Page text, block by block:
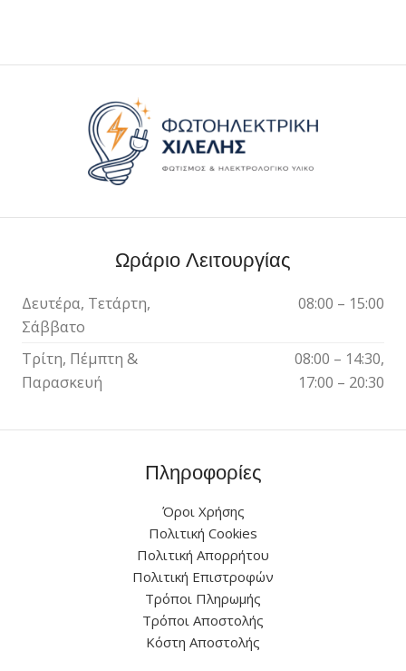
Ωράριο Λειτουργίας
Δευτέρα, Τετάρτη,
Σάββατο
08:00 – 15:00
Τρίτη, Πέμπτη &
Παρασκευή
08:00 – 14:30,
17:00 – 20:30
Πληροφορίες
Όροι Χρήσης
Πολιτική Cookies
Πολιτική Απορρήτου
Πολιτική Επιστροφών
Τρόποι Πληρωμής
Τρόποι Αποστολής
Κόστη Αποστολής